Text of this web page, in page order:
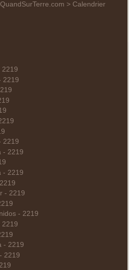
QuandSurTerre.com > Calendrier
2219
2219
2219
- 2219
- 2219
- 2219
- 2219
2219
- 2219
2219